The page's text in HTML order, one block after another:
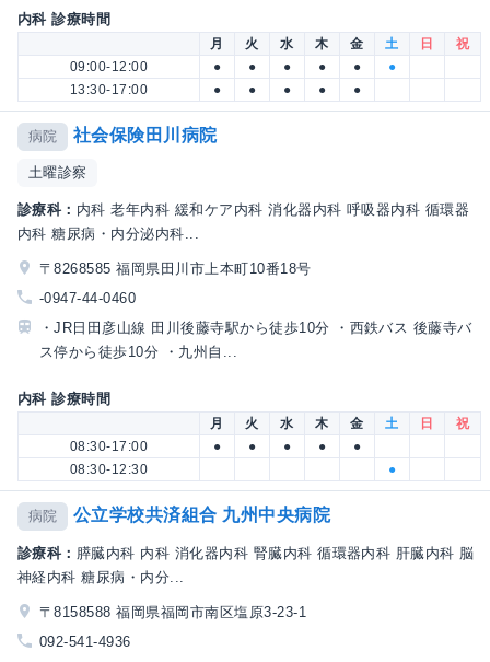
内科 診療時間
月 火 水 木 金 土 日
祝
09:00-12:00
● ● ● ● ●
●
13:30-17:00
● ● ● ● ●
病院 社会保険田川病院
土曜診察
診療科： 内科 老年内科 緩和ケア内科 消化器内科 呼吸器内科 循環器
内科 糖尿病・内分泌内科...
〒8268585 福岡県田川市上本町10番18号
-0947-44-0460
・JR日田彦山線 田川後藤寺駅から徒歩10分 ・西鉄バス 後藤寺バ
ス停から徒歩10分 ・九州自...
内科 診療時間
月 火 水 木 金 土 日
祝
08:30-17:00
● ● ● ●
●
08:30-12:30
●
病院 公立学校共済組合 九州中央病院
診療科： 膵臓内科 内科 消化器内科 腎臓内科 循環器内科 肝臓内科 脳
神経内科 糖尿病・内分...
〒8158588 福岡県福岡市南区塩原3-23-1
092-541-4936